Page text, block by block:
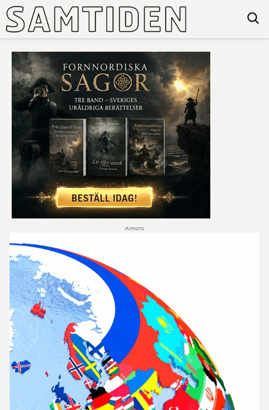
Annons